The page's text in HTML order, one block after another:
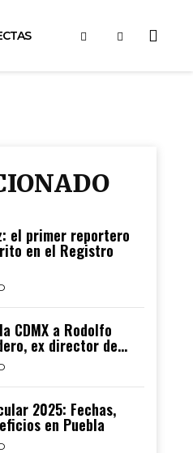
el primer reportero
en el Registro
CDMX a Rodolfo
ex director de...
2025: Fechas,
en Puebla